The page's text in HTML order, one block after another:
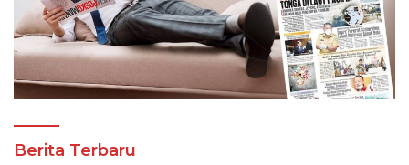
Berita Terbaru